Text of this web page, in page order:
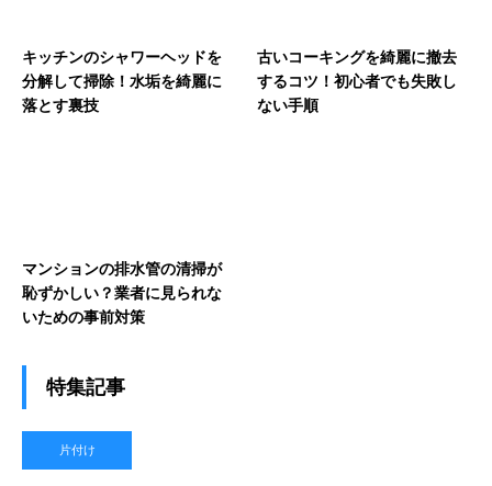
キッチンのシャワーヘッドを
分解して掃除！水垢を綺麗に
落とす裏技
古いコーキングを綺麗に撤去
するコツ！初心者でも失敗し
ない手順
マンションの排水管の清掃が
恥ずかしい？業者に見られな
いための事前対策
特集記事
片付け